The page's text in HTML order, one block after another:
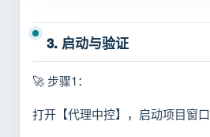
3. 启动与验证
🚀 步骤1：
打开【代理中控】，启动项目窗口